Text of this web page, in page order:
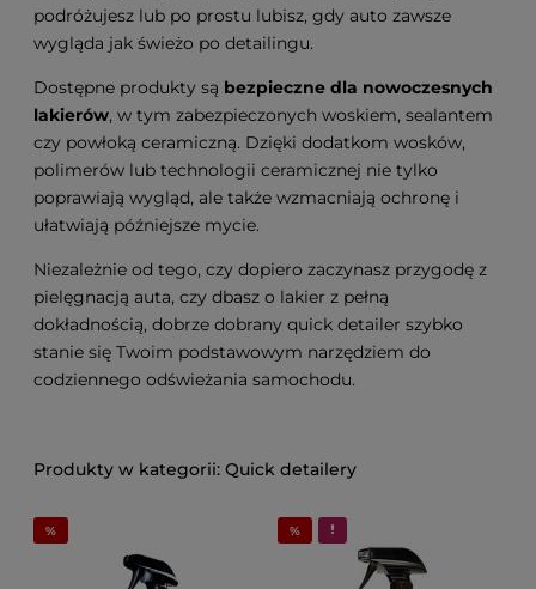
podróżujesz lub po prostu lubisz, gdy auto zawsze
wygląda jak świeżo po detailingu.
Dostępne produkty są bezpieczne dla nowoczesnych
lakierów, w tym zabezpieczonych woskiem, sealantem
czy powłoką ceramiczną. Dzięki dodatkom wosków,
polimerów lub technologii ceramicznej nie tylko
poprawiają wygląd, ale także wzmacniają ochronę i
ułatwiają późniejsze mycie.
Niezależnie od tego, czy dopiero zaczynasz przygodę z
pielęgnacją auta, czy dbasz o lakier z pełną
dokładnością, dobrze dobrany quick detailer szybko
stanie się Twoim podstawowym narzędziem do
codziennego odświeżania samochodu.
Quick detailery